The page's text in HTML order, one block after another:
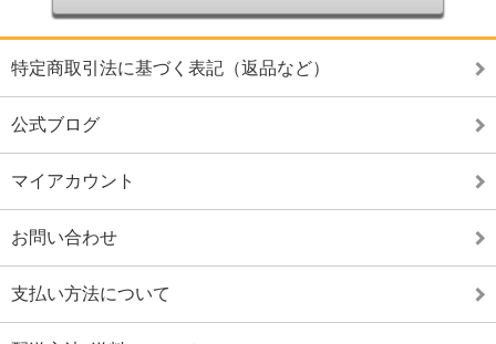
特定商取引法に基づく表記（返品など）
公式ブログ
マイアカウント
お問い合わせ
支払い方法について